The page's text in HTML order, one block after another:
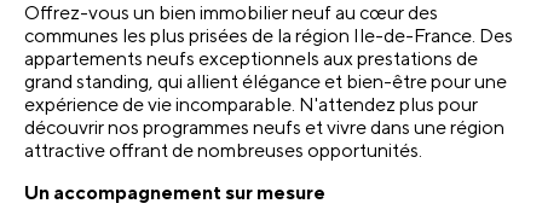
Offrez-vous un bien immobilier neuf au cœur des
communes les plus prisées de la région Ile-de-France. Des
appartements neufs exceptionnels aux prestations de
grand standing, qui allient élégance et bien-être pour une
expérience de vie incomparable. N'attendez plus pour
découvrir nos programmes neufs et vivre dans une région
attractive offrant de nombreuses opportunités.
Un accompagnement sur mesure